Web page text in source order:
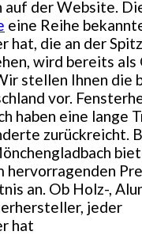
der Website.
eine Reihe
hat, die an der
wird bereits als
stellen Ihnen die
vor.
haben eine lange
zurückreicht.
hervorragenden
an. Ob Holz-,
jeder
hat